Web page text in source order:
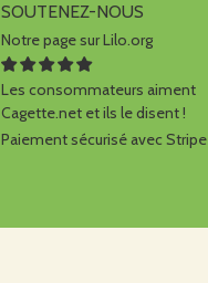
SOUTENEZ-NOUS
Notre page sur Lilo.org
Les consommateurs aiment
Cagette.net et ils le disent !
Paiement sécurisé avec Stripe